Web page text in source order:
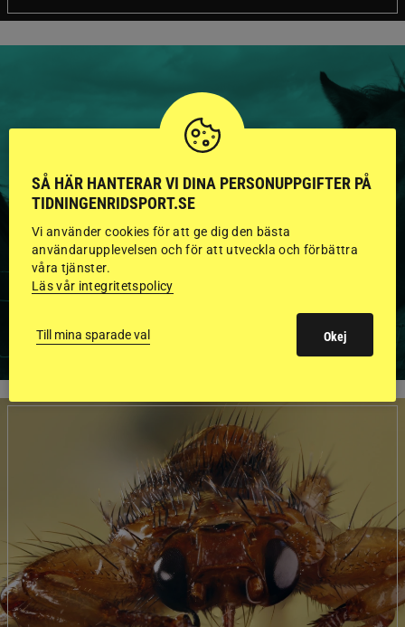
HINGSTAR ONLINE
GODKÄNDA HINGSTAR I
FLERA KATEGORIER MED
BILDER OCH FAKTA
VISA ALLA HINGSTAR
SÅ HÄR HANTERAR VI DINA PERSONUPPGIFTER PÅ
TIDNINGENRIDSPORT.SE
Vi använder cookies för att ge dig den bästa
användarupplevelsen och för att utveckla och förbättra
våra tjänster.
Läs vår integritetspolicy
Till mina sparade val Okej